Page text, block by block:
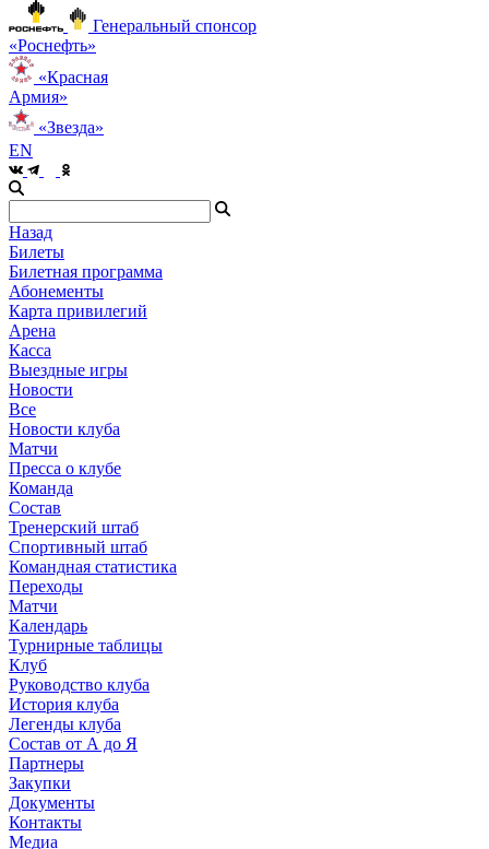
Генеральный спонсор
«Роснефть»
«Красная
Армия»
«Звезда»
EN
Назад
Билеты
Билетная программа
Абонементы
Карта привилегий
Арена
Касса
Выездные игры
Новости
Все
Новости клуба
Матчи
Пресса о клубе
Команда
Состав
Тренерский штаб
Спортивный штаб
Командная статистика
Переходы
Матчи
Календарь
Турнирные таблицы
Клуб
Руководство клуба
История клуба
Легенды клуба
Состав от А до Я
Партнеры
Закупки
Документы
Контакты
Медиа